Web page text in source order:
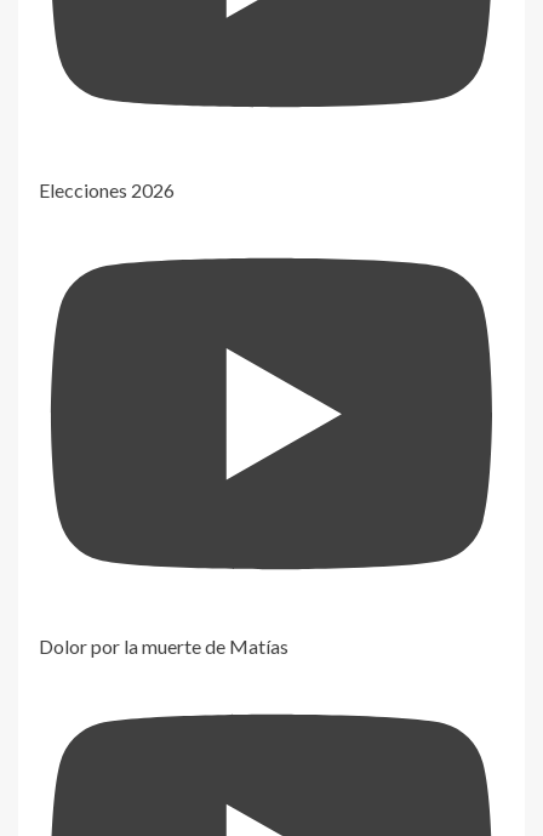
Elecciones 2026
Dolor por la muerte de Matías